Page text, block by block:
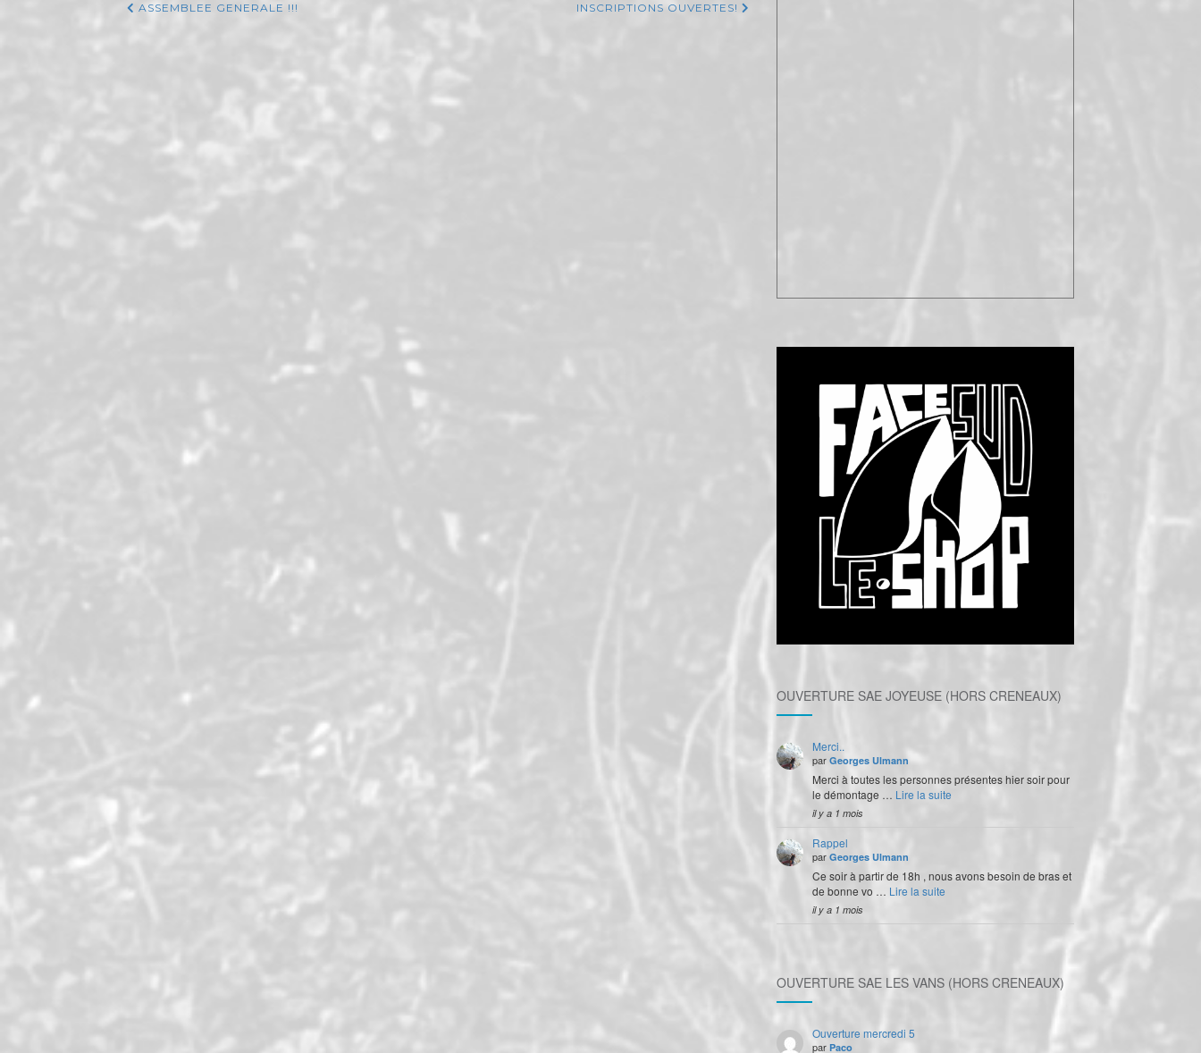
ASSEMBLEE GENERALE !!! INSCRIPTIONS OUVERTES!
OUVERTURE SAE JOYEUSE (HORS CRENEAUX)
Merci..
par Georges Ulmann
Merci à toutes les personnes présentes hier soir pour
le démontage … Lire la suite
il y a 1 mois
Rappel
par Georges Ulmann
Ce soir à partir de 18h , nous avons besoin de bras et
de bonne vo … Lire la suite
il y a 1 mois
OUVERTURE SAE LES VANS (HORS CRENEAUX)
Ouverture mercredi 5
par Paco